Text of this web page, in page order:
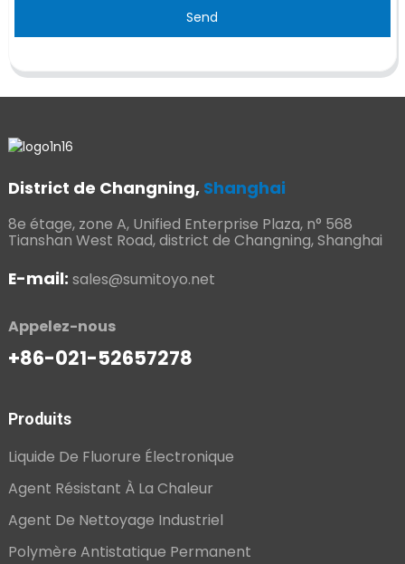
Send
District de Changning, Shanghai
8e étage, zone A, Unified Enterprise Plaza, n° 568
Tianshan West Road, district de Changning, Shanghai
E-mail: sales@sumitoyo.net
Appelez-nous
+86-021-52657278
Produits
Liquide De Fluorure Électronique
Agent Résistant À La Chaleur
Agent De Nettoyage Industriel
Polymère Antistatique Permanent